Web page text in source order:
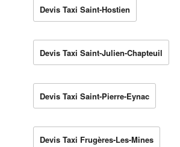
Devis Taxi Saint-Hostien
Devis Taxi Saint-Julien-Chapteuil
Devis Taxi Saint-Pierre-Eynac
Devis Taxi Frugères-Les-Mines